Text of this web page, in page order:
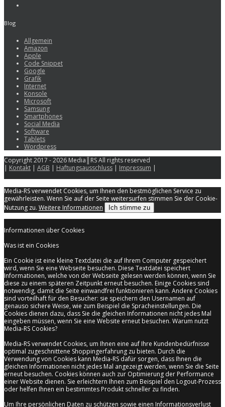
Blog
Allgemein
Amazon
Apple
Code Snippet
Google
Grafik
Internet
Konsole
Microsoft
Samsung
Smartphones
Social Media
Software
Tablets
Wordpress
Copyright 2017 - 2026 Media║RS All rights reserved
| Kontakt | AGB | Haftungsausschluss | Impressum |
Media-RS verwendet Cookies, um Ihnen den bestmöglichen Service zu
gewährleisten. Wenn Sie auf der Seite weitersurfen stimmen Sie der Cookie-
Nutzung zu. Weitere Informationen Ich stimme zu
Informationen über Cookies
Was ist ein Cookies
Ein Cookie ist eine kleine Textdatei die auf Ihrem Computer gespeichert
wird, wenn Sie eine Webseite besuchen. Diese Textdatei speichert
Informationen, welche von der Webseite gelesen werden können, wenn Sie
diese zu einem späteren Zeitpunkt erneut besuchen. Einige Cookies sind
notwendig, damit die Seite einwandfrei funktionieren kann. Andere Cookies
sind vorteilhaft für den Besucher: sie speichern den Usernamen auf
genauso sichere Weise, wie zum Beispiel die Spracheinstellungen. Die
Cookies dienen dazu, dass Sie die gleichen Informationen nicht jedes Mal
eingeben müssen, wenn Sie eine Website erneut besuchen. Warum nutzt
Media-RS Cookies?
Media-RS verwendet Cookies, um Ihnen eine auf Ihre Kundenbedürfnisse
optimal zugeschnittene Shoppingerfahrung zu bieten. Durch die
Verwendung von Cookies kann Media-RS dafür sorgen, dass Ihnen die
gleichen Informationen nicht jedes Mal angezeigt werden, wenn Sie die Seite
erneut besuchen. Cookies können auch zur Optimierung der Performance
einer Website dienen. Sie erleichtern Ihnen zum Beispiel den Logout-Prozess
oder helfen Ihnen ein bestimmtes Produkt schneller zu finden.
Um Ihre persönlichen Daten zu schützen sowie einen Informationsverlust